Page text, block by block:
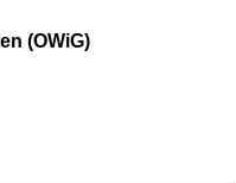
(OWiG)